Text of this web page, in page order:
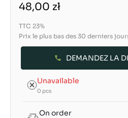
48,00 zł
TTC 23%
Prix le plus bas des 30 derniers
DEMANDEZ LA
Unavailable
0 pcs
On order